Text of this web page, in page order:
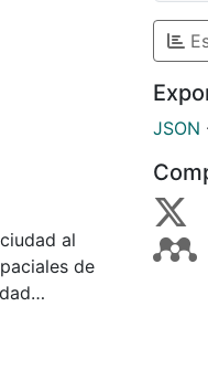
al
de
y
a la
JSON